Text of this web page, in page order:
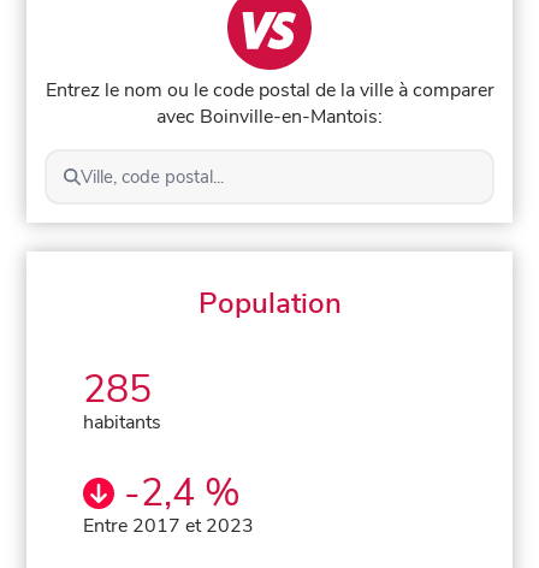
Entrez le nom ou le code postal de la ville à comparer
avec Boinville-en-Mantois:
Ville, code postal...
Population
285
habitants
-2,4 %
Entre 2017 et 2023